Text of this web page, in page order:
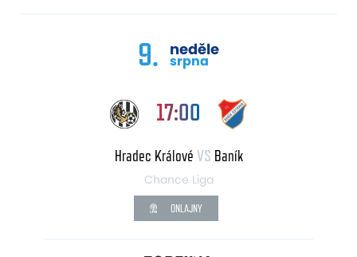
9. neděle
srpna
17:00
Hradec Králové VS Baník
Chance Liga
ONLAJNY